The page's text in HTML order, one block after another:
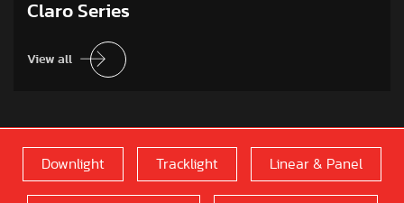
Claro Series
View all
Downlight Tracklight Linear & Panel